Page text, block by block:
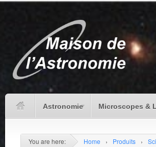
Astronomie Microscopes &
You are here: Home › Produits ›